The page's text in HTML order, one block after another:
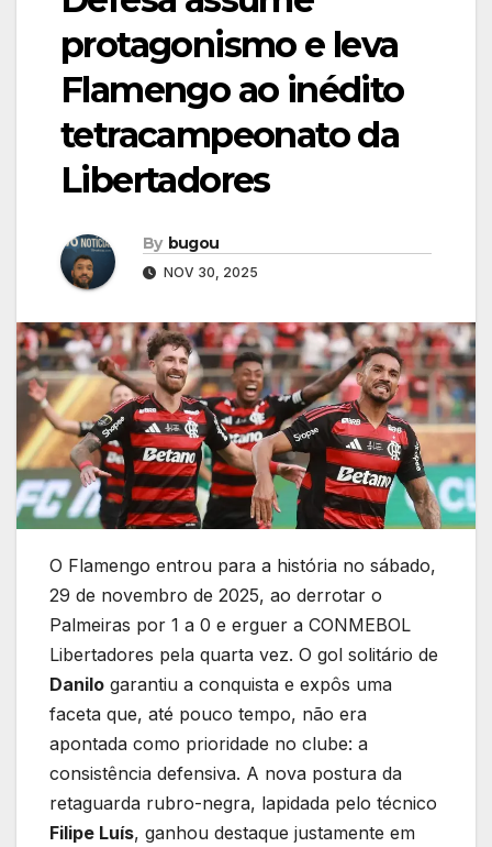
protagonismo e leva
Flamengo ao inédito
tetracampeonato da
Libertadores
By bugou
NOV 30, 2025
O Flamengo entrou para a história no sábado,
29 de novembro de 2025, ao derrotar o
Palmeiras por 1 a 0 e erguer a CONMEBOL
Libertadores pela quarta vez. O gol solitário de
Danilo garantiu a conquista e expôs uma
faceta que, até pouco tempo, não era
apontada como prioridade no clube: a
consistência defensiva. A nova postura da
retaguarda rubro-negra, lapidada pelo técnico
Filipe Luís, ganhou destaque justamente em